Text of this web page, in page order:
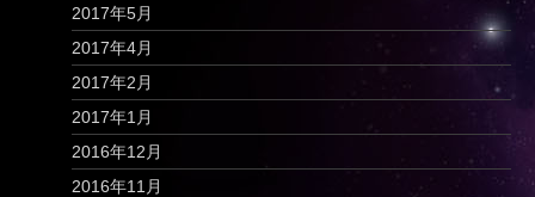
2017年5月
2017年4月
2017年2月
2017年1月
2016年12月
2016年11月